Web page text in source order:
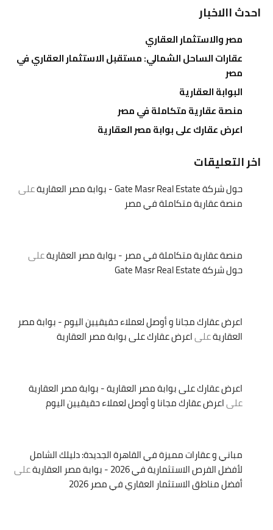
احدث االاخبار
مصر والاستثمار العقاري
عقارات الساحل الشمالي: مستقبل الاستثمار العقاري في
مصر
البوابة العقارية
منصة عقارية متكاملة في مصر
اعرض عقارك على بوابة مصر العقارية
اخر التعليقات
حول شركة Gate Masr Real Estate - بوابة مصر العقارية
على
منصة عقارية متكاملة في مصر
منصة عقارية متكاملة في مصر - بوابة مصر العقاريةعلى
حول شركة Gate Masr Real Estate
اعرض عقارك مجانا و أوصل لعملاء حقيقيين اليوم - بوابة مصر
العقاريةعلىاعرض عقارك على بوابة مصر العقارية
اعرض عقارك على بوابة مصر العقارية - بوابة مصر العقارية
علىاعرض عقارك مجانا و أوصل لعملاء حقيقيين اليوم
مباني و عقارات مميزة في القاهرة الجديدة: دليلك الشامل
لأفضل الفرص الاستثمارية في 2026 - بوابة مصر العقارية
على
أفضل مناطق الاستثمار العقاري في مصر 2026